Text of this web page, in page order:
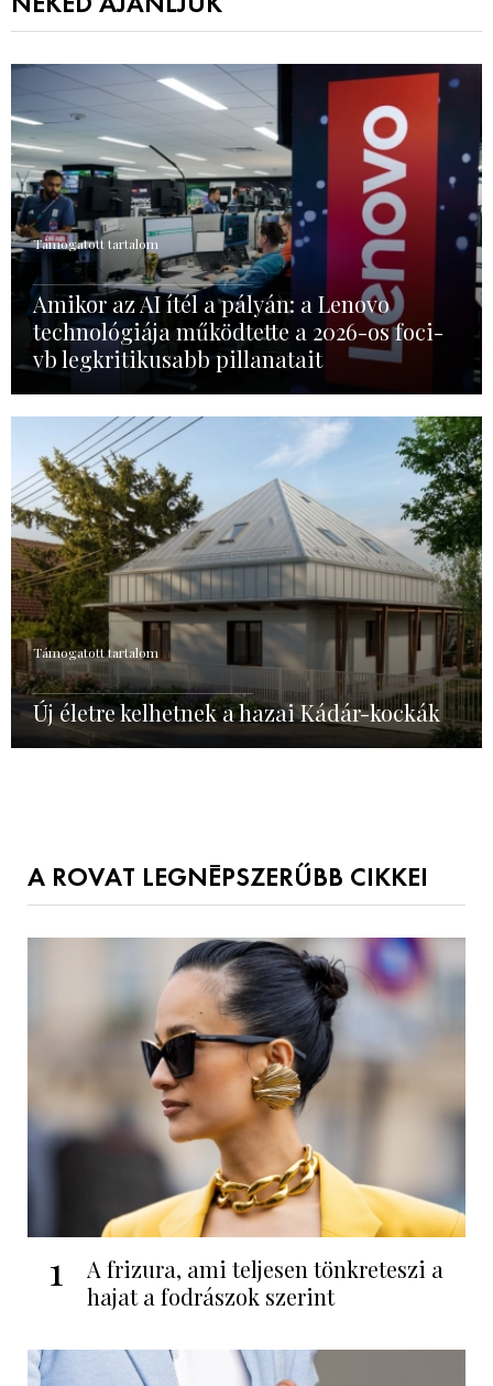
Támogatott tartalom
Amikor az AI ítél a pályán: a Lenovo
technológiája működtette a 2026-os foci-
vb legkritikusabb pillanatait
Támogatott tartalom
Új életre kelhetnek a hazai Kádár-kockák
A ROVAT LEGNÉPSZERŰBB CIKKEI
1
A frizura, ami teljesen tönkreteszi a
hajat a fodrászok szerint